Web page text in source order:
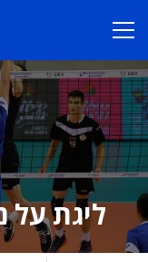
ליגת על